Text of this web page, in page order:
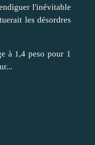
l'inévitable
les désordres
à 1,4 peso pour 1